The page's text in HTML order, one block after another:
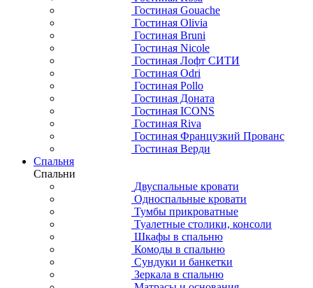
Гостиная Gouache
Гостиная Olivia
Гостиная Bruni
Гостиная Nicole
Гостиная Лофт СИТИ
Гостиная Odri
Гостиная Pollo
Гостиная Доната
Гостиная ICONS
Гостиная Riva
Гостиная Французкий Прованс
Гостиная Верди
Спальня
Спальни
Двуспальные кровати
Односпальные кровати
Тумбы прикроватные
Туалетные столики, консоли
Шкафы в спальню
Комоды в спальню
Сундуки и банкетки
Зеркала в спальню